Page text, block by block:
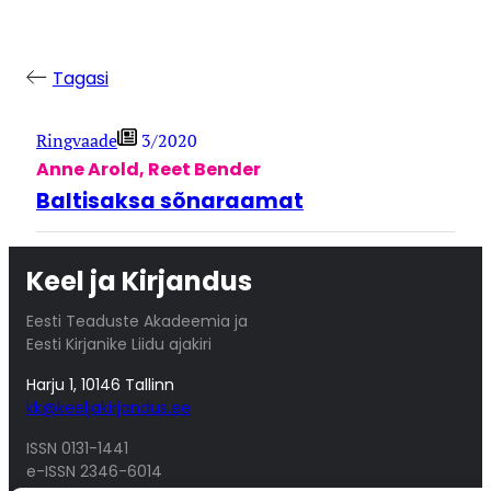
Tagasi
Ringvaade 3/2020
Anne Arold, Reet Bender
Baltisaksa sõnaraamat
Keel ja Kirjandus
Eesti Teaduste Akadeemia ja
Eesti Kirjanike Liidu ajakiri
Harju 1, 10146 Tallinn
kk@keeljakirjandus.ee
ISSN 0131-1441
e-ISSN 2346-6014